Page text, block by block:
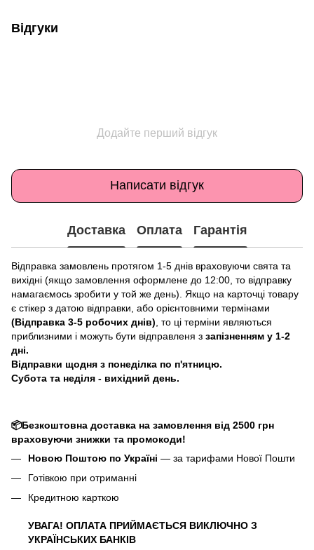
Відгуки
Додайте перший відгук
Написати відгук
Доставка Оплата Гарантія
Відправка замовлень протягом 1-5 днів враховуючи свята та
вихідні (якщо замовлення оформлене до 12:00, то відправку
намагаємось зробити у той же день). Якщо на карточці товару
є стікер з датою відправки, або орієнтовними термінами
(Відправка 3-5 робочих днів) , то ці терміни являються
приблизними і можуть бути відправленя з запізненням у 1-2
дні.
Відправки щодня з понеділка по п'ятницю.
Субота та неділя - вихідний день.
📦Безкоштовна доставка на замовлення від 2500 грн
враховуючи знижки та промокоди!
Новою Поштою по Україні — за тарифами Нової Пошти
Готівкою при отриманні
Кредитною карткою
УВАГА! ОПЛАТА ПРИЙМАЄТЬСЯ ВИКЛЮЧНО З
УКРАЇНСЬКИХ БАНКІВ